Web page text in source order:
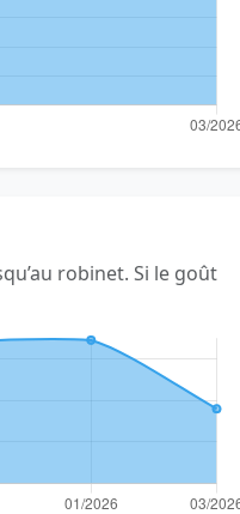
robinet. Si le goût